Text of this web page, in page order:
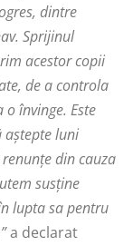
dintre
Sprijinul
acestor copii
de a controla
învinge. Este
aștepte luni
din cauza
susține
lupta sa pentru
a declarat